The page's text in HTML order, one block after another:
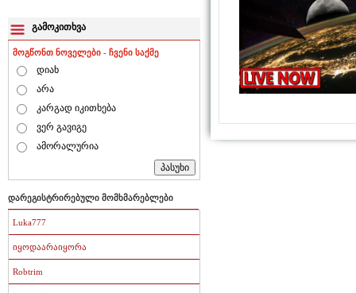
გამოკითხვა
მოგწონთ ნოველები - ჩვენი საქმე
დიახ
არა
კარგად იკითხება
ვერ გავიგე
ამორალურია
დარეგისტრირებული მომხმარებლები
Luka777
იყოდაარაიყორა
Robtrim